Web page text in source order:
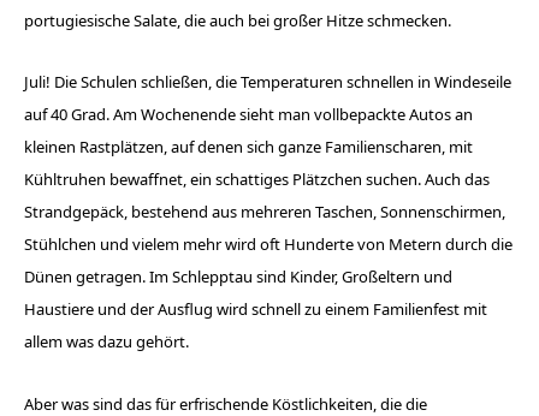
portugiesische Salate, die auch bei großer Hitze schmecken.
Juli! Die Schulen schließen, die Temperaturen schnellen in ­Windeseile
auf 40 Grad. Am Wochenende sieht man ­vollbepackte Autos an
kleinen Rastplätzen, auf denen sich ganze Familien­scharen, mit
Kühltruhen bewaffnet, ein schattiges Plätzchen suchen. Auch das
Strandgepäck, bestehend aus mehreren Taschen, Sonnenschirmen,
Stühlchen und vielem mehr wird oft Hunderte von Metern durch die
Dünen getragen. Im Schlepptau sind Kinder, Großeltern und
Haustiere und der Ausflug wird schnell zu einem Familienfest mit
allem was dazu gehört.
Aber was sind das für erfrischende Köstlichkeiten, die die